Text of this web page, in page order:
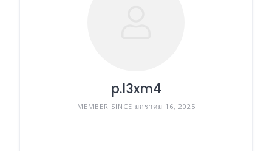
p.l3xm4
MEMBER SINCE มกราคม 16, 2025